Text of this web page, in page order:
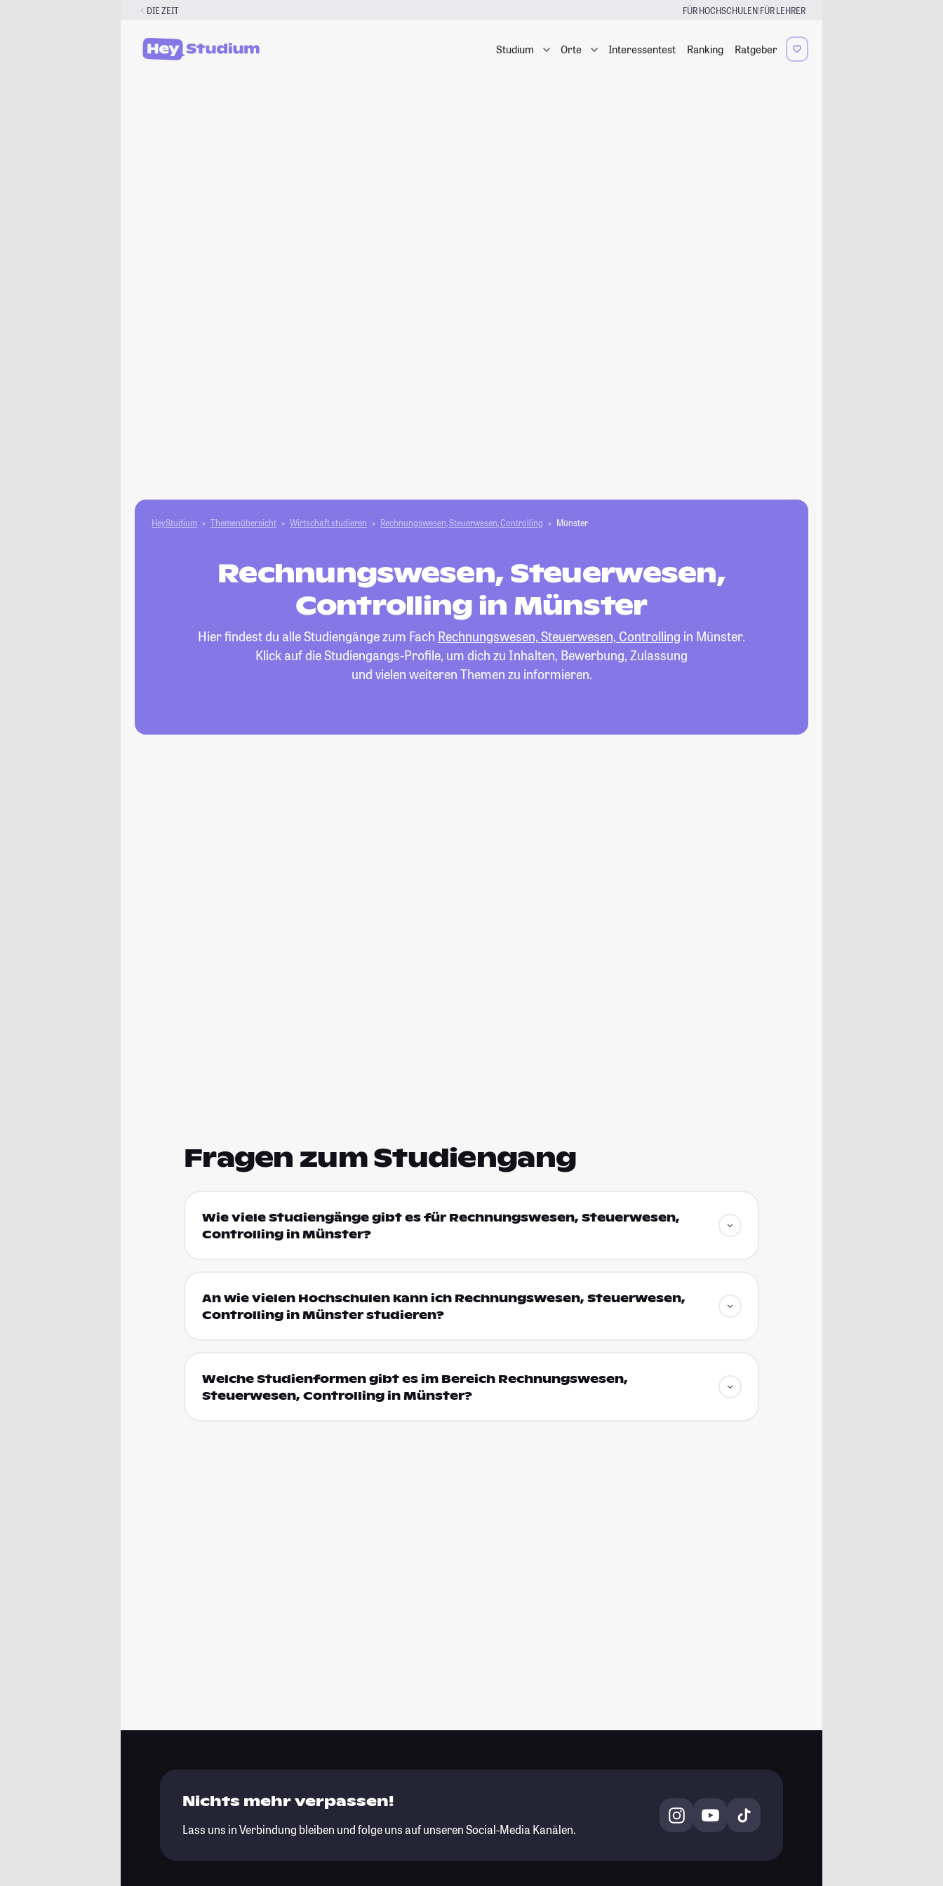
DIE ZEIT FÜR HOCHSCHULEN|FÜR LEHRER
Studium Orte Interessentest Ranking Ratgeber
HeyStudium Themenübersicht Wirtschaft studieren Rechnungswesen, Steuerwesen, Controlling Münster
Rechnungswesen, Steuerwesen,
Controlling in Münster
Hier findest du alle Studiengänge zum Fach Rechnungswesen, Steuerwesen, Controlling in Münster.
Klick auf die Studiengangs-Profile, um dich zu Inhalten, Bewerbung, Zulassung
und vielen weiteren Themen zu informieren.
Fragen zum Studiengang
Wie viele Studiengänge gibt es für Rechnungswesen, Steuerwesen,
Controlling in Münster?
An wie vielen Hochschulen kann ich Rechnungswesen, Steuerwesen,
Controlling in Münster studieren?
Welche Studienformen gibt es im Bereich Rechnungswesen,
Steuerwesen, Controlling in Münster?
Nichts mehr verpassen!
Lass uns in Verbindung bleiben und folge uns auf unseren Social-Media Kanälen.